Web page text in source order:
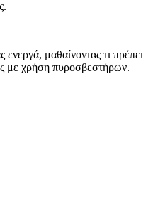
μαθαίνοντας τι πρέπει
με χρήση πυροσβεστήρων.